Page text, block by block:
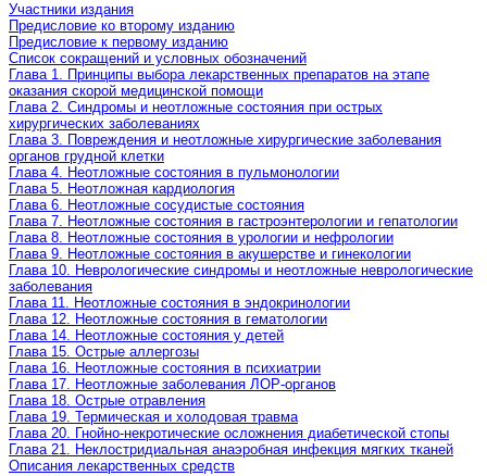
Участники издания
Предисловие ко второму изданию
Предисловие к первому изданию
Список сокращений и условных обозначений
Глава 1. Принципы выбора лекарственных препаратов на этапе
оказания скорой медицинской помощи
Глава 2. Синдромы и неотложные состояния при острых
хирургических заболеваниях
Глава 3. Повреждения и неотложные хирургические заболевания
органов грудной клетки
Глава 4. Неотложные состояния в пульмонологии
Глава 5. Неотложная кардиология
Глава 6. Неотложные сосудистые состояния
Глава 7. Неотложные состояния в гастроэнтерологии и гепатологии
Глава 8. Неотложные состояния в урологии и нефрологии
Глава 9. Неотложные состояния в акушерстве и гинекологии
Глава 10. Неврологические синдромы и неотложные неврологические
заболевания
Глава 11. Неотложные состояния в эндокринологии
Глава 12. Неотложные состояния в гематологии
Глава 14. Неотложные состояния у детей
Глава 15. Острые аллергозы
Глава 16. Неотложные состояния в психиатрии
Глава 17. Неотложные заболевания ЛОР-органов
Глава 18. Острые отравления
Глава 19. Термическая и холодовая травма
Глава 20. Гнойно-некротические осложнения диабетической стопы
Глава 21. Неклостридиальная анаэробная инфекция мягких тканей
Описания лекарственных средств